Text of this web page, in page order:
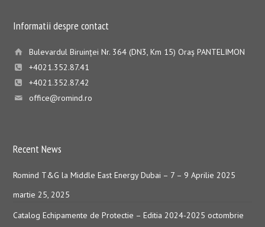
Informatii despre contact
Bulevardul Biruinţei Nr. 364 (DN3, Km 15) Oraş PANTELIMON
+4021.352.87.41
+4021.352.87.42
office@romind.ro
Recent News
Romind T&G la Middle East Energy Dubai – 7 – 9 Aprilie 2025
martie 25, 2025
Catalog Echipamente de Protectie – Editia 2024-2025 octombrie